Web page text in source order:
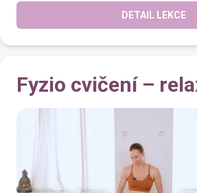
DETAIL LEKCE
Fyzio cvičení –